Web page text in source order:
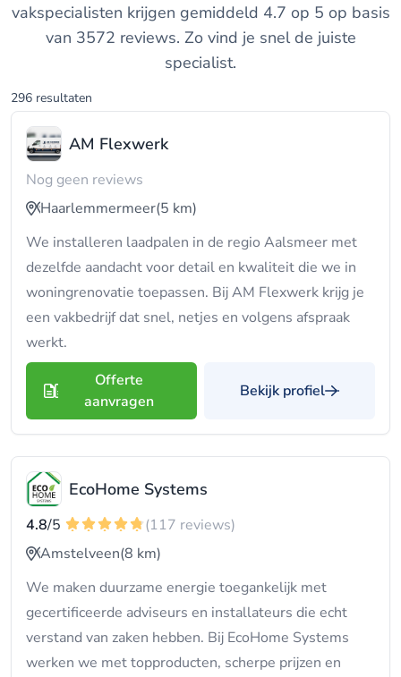
vakspecialisten krijgen gemiddeld 4.7 op 5 op basis
van 3572 reviews. Zo vind je snel de juiste
specialist.
296 resultaten
AM Flexwerk
Nog geen reviews
Haarlemmermeer(5 km)
We installeren laadpalen in de regio Aalsmeer met
dezelfde aandacht voor detail en kwaliteit die we in
woningrenovatie toepassen. Bij AM Flexwerk krijg je
een vakbedrijf dat snel, netjes en volgens afspraak
werkt.
Offerte
aanvragen
Bekijk profiel
EcoHome Systems
4.8/5
(117 reviews)
Amstelveen(8 km)
We maken duurzame energie toegankelijk met
gecertificeerde adviseurs en installateurs die echt
verstand van zaken hebben. Bij EcoHome Systems
werken we met topproducten, scherpe prijzen en